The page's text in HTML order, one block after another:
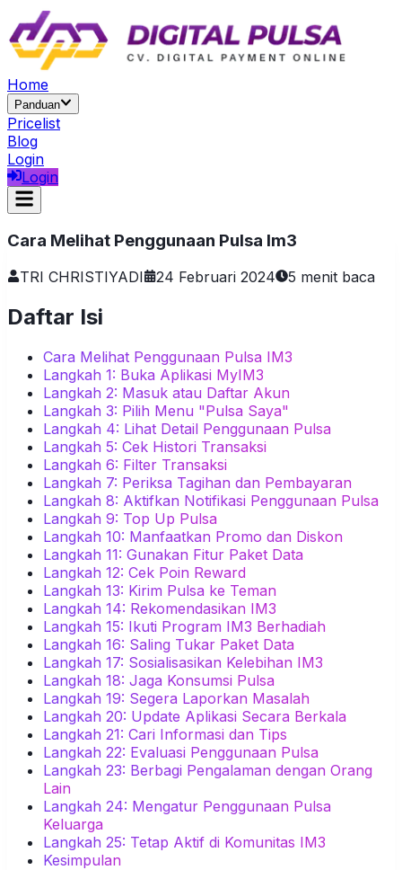
Home
Panduan
Pricelist
Blog
Login
Login
Cara Melihat Penggunaan Pulsa Im3
TRI CHRISTIYADI 24 Februari 2024 5 menit baca
Daftar Isi
Cara Melihat Penggunaan Pulsa IM3
Langkah 1: Buka Aplikasi MyIM3
Langkah 2: Masuk atau Daftar Akun
Langkah 3: Pilih Menu "Pulsa Saya"
Langkah 4: Lihat Detail Penggunaan Pulsa
Langkah 5: Cek Histori Transaksi
Langkah 6: Filter Transaksi
Langkah 7: Periksa Tagihan dan Pembayaran
Langkah 8: Aktifkan Notifikasi Penggunaan Pulsa
Langkah 9: Top Up Pulsa
Langkah 10: Manfaatkan Promo dan Diskon
Langkah 11: Gunakan Fitur Paket Data
Langkah 12: Cek Poin Reward
Langkah 13: Kirim Pulsa ke Teman
Langkah 14: Rekomendasikan IM3
Langkah 15: Ikuti Program IM3 Berhadiah
Langkah 16: Saling Tukar Paket Data
Langkah 17: Sosialisasikan Kelebihan IM3
Langkah 18: Jaga Konsumsi Pulsa
Langkah 19: Segera Laporkan Masalah
Langkah 20: Update Aplikasi Secara Berkala
Langkah 21: Cari Informasi dan Tips
Langkah 22: Evaluasi Penggunaan Pulsa
Langkah 23: Berbagi Pengalaman dengan Orang
Lain
Langkah 24: Mengatur Penggunaan Pulsa
Keluarga
Langkah 25: Tetap Aktif di Komunitas IM3
Kesimpulan